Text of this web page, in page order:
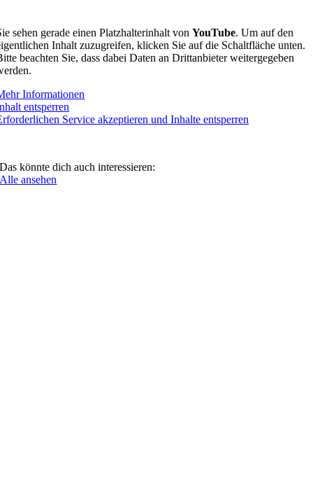
sehen gerade einen Platzhalterinhalt vonYouTube. Um auf den
Inhalt zuzugreifen, klicken Sie auf die Schaltfläche unten.
beachten Sie, dass dabei Daten an Drittanbieter weitergegeben
Informationen
entsperren
Service akzeptieren und Inhalte entsperren
Das könnte dich auch interessieren:
Alle ansehen